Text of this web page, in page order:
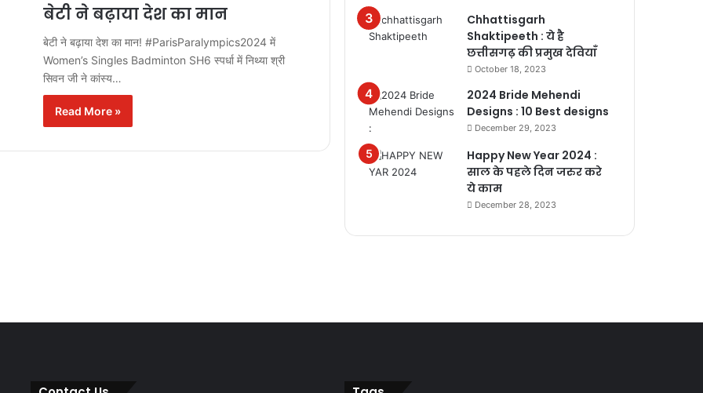
बेटी ने बढ़ाया देश का मान
बेटी ने बढ़ाया देश का मान! #ParisParalympics2024 में
Women’s Singles Badminton SH6 स्पर्धा में निथ्या श्री
सिवन जी ने कांस्य…
Read More »
Chhattisgarh
Shaktipeeth : ये है
छत्तीसगढ़ की प्रमुख देवियाँ
October 18, 2023
2024 Bride Mehendi
Designs : 10 Best designs
December 29, 2023
Happy New Year 2024 :
साल के पहले दिन जरुर करे
ये काम
December 28, 2023